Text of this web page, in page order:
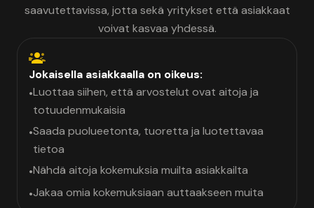
saavutettavissa, jotta sekä yritykset että asiakkaat
voivat kasvaa yhdessä.
Jokaisella asiakkaalla on oikeus:
•Luottaa siihen, että arvostelut ovat aitoja ja
totuudenmukaisia
•Saada puolueetonta, tuoretta ja luotettavaa
tietoa
•Nähdä aitoja kokemuksia muilta asiakkailta
•Jakaa omia kokemuksiaan auttaakseen muita